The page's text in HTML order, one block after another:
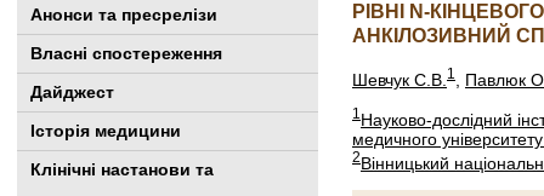
Анонси та пресрелізи
Власні спостереження
Дайджест
Історія медицини
Клінiчні настанови та
РІВНІ N-
АНКІЛОЗИВНИЙ
Шевчук C.В. 1 Павлюк
1Науково-дослідний
медичного
2Вінницький